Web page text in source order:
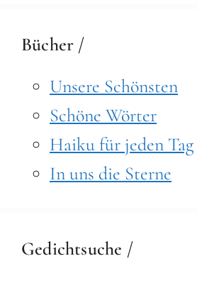
Bücher /
Unsere Schönsten
Schöne Wörter
Haiku für jeden Tag
In uns die Sterne
Gedichtsuche /